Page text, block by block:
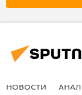
НОВОСТИ